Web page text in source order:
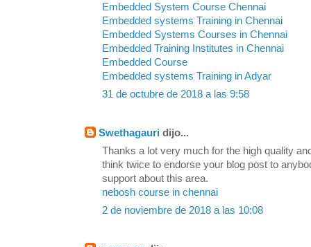
Embedded System Course Chennai
Embedded systems Training in Chennai
Embedded Systems Courses in Chennai
Embedded Training Institutes in Chennai
Embedded Course
Embedded systems Training in Adyar
31 de octubre de 2018 a las 9:58
Swethagauri dijo...
Thanks a lot very much for the high quality
think twice to endorse your blog post to
support about this area.
nebosh course in chennai
2 de noviembre de 2018 a las 10:08